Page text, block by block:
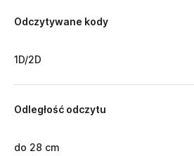
Odczytywane kody
1D/2D
Odległość odczytu
do 28 cm